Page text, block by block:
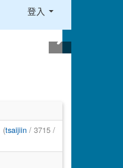
登入
(tsaijiin/ 3715 /